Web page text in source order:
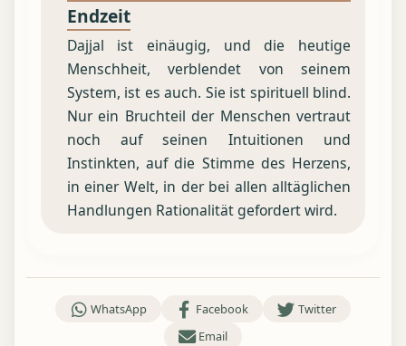
Endzeit
Dajjal ist einäugig, und die heutige
Menschheit, verblendet von seinem
System, ist es auch. Sie ist spirituell blind.
Nur ein Bruchteil der Menschen vertraut
noch auf seinen Intuitionen und
Instinkten, auf die Stimme des Herzens,
in einer Welt, in der bei allen alltäglichen
Handlungen Rationalität gefordert wird.
WhatsApp Facebook
Twitter
Email